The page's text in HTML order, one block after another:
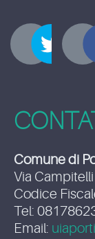
Comune di
Via
Codice
Tel:
Email: